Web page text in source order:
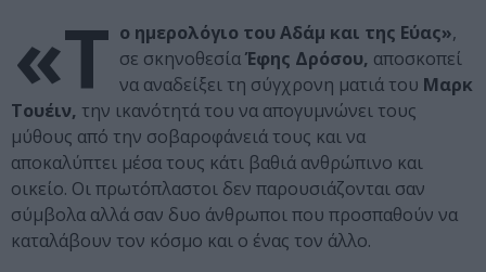
«Τ ο ημερολόγιο του Αδάμ και της Εύας»,
σε σκηνοθεσίαΈφης Δρόσου, αποσκοπεί
να αναδείξει τη σύγχρονη ματιά του Μαρκ
Τουέιν, την ικανότητά του να απογυμνώνει τους
μύθους από την σοβαροφάνειά τους και να
αποκαλύπτει μέσα τους κάτι βαθιά ανθρώπινο και
οικείο. Οι πρωτόπλαστοι δεν παρουσιάζονται σαν
σύμβολα αλλά σαν δυο άνθρωποι που προσπαθούν να
καταλάβουν τον κόσμο και ο ένας τον άλλο.